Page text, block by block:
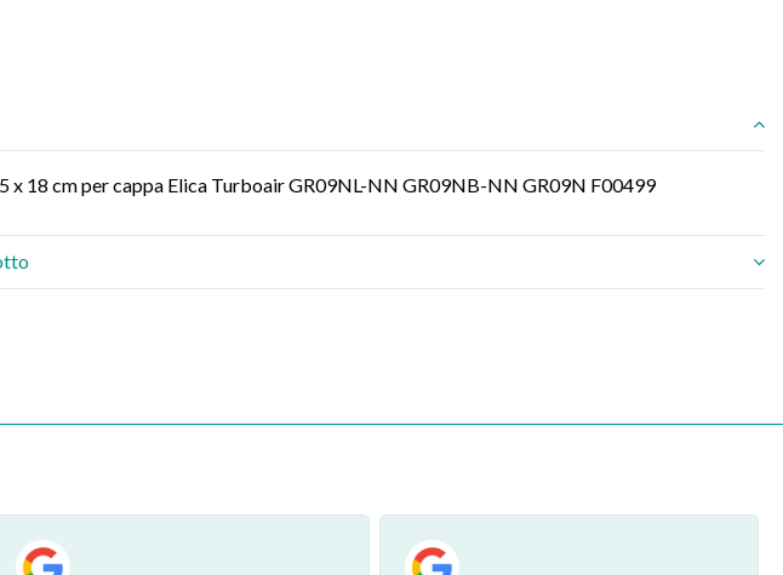
x 18 cm per cappa Elica Turboair GR09NL-NN GR09NB-NN GR09N F00499